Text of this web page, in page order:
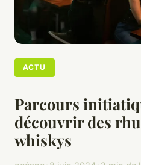
ACTU
Parcours
découvrir des
whiskys